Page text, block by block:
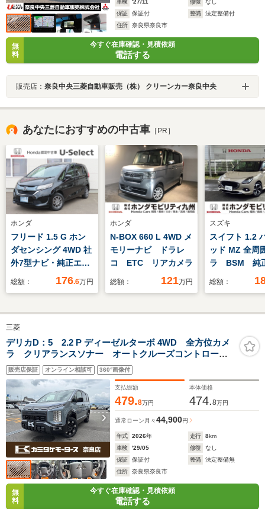
車検
'27/11 修復
なし
保証
保証付 整備
法定整備付
住所
奈良県奈良市
無
料
今すぐ在庫確認・見積依頼
電話する
販売店： 奈良中央三菱自動車販売（株） クリーンカー奈良中央
あなたにおすすめの中古車 ［PR］
ホンダ
フリード 1.5 G ホン
ダセンシング 4WD 社
外7型ナビ・純正エン
ジンスタータ・ETC・
ワースライドドア(R
両側)・プラズマクラ
スター技術搭載フルオ
ートエアコンディショ
ナー(4WD車)・ロール
サンシェイド
総額： 176.6万円
ホンダ
N-BOX 660 L 4WD メ
モリーナビ ドラレ
コ ETC リアカメラ
総額： 121万円
スズキ
スイフト 1.2
ッド MZ 全周
ラ BSM 純
ビ フルセ
総額：
三菱
デリカD：5 2.2 P ディーゼルターボ 4WD 全方位カメ
ラ クリアランスソナー オートクルーズコントロー
ル 両側電動スライドドア オートマチックハイビー
ム 電動リアゲート アイドリングストップ 電動格納
ミラー 電子パーキング オートホールド
販売店保証 オンライン相談可 360°画像付
支払総額
479.8万円
本体価格
474.8万円
通常ローン 月々44,900円
年式 2026年 走行 8km
車検
'29/05 修復
なし
保証
保証付 整備
法定整備無
住所
奈良県奈良市
無
料
今すぐ在庫確認・見積依頼
電話する